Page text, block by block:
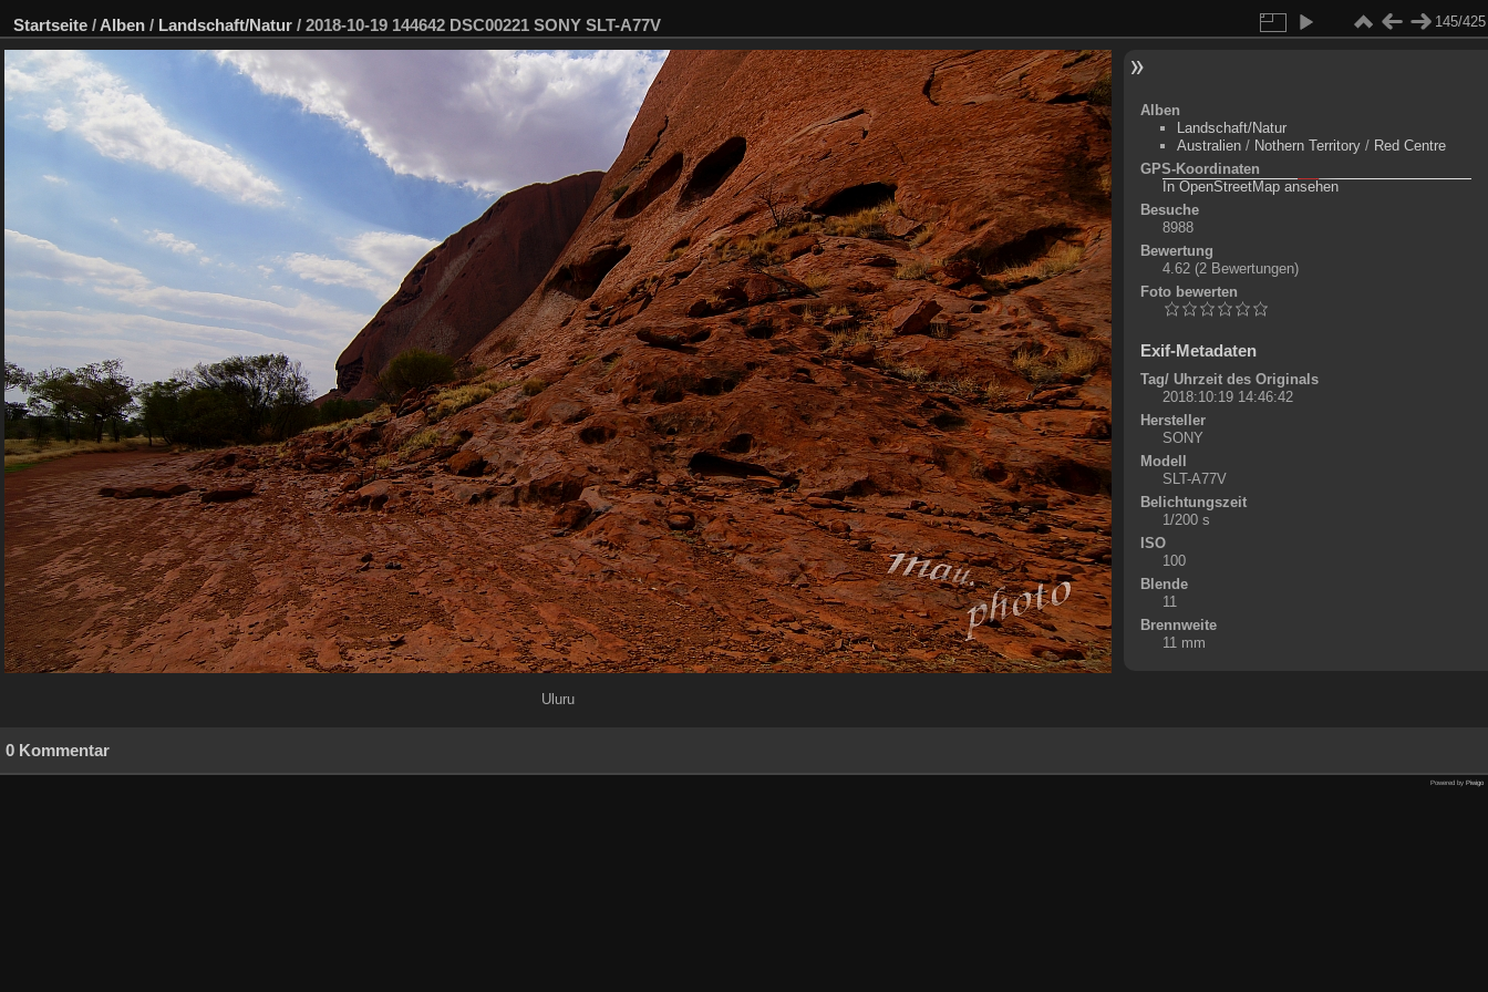
Startseite / Alben / Landschaft/Natur / 2018-10-19 144642 DSC00221 SONY SLT-A77V 145/425
Uluru
Alben
Landschaft/Natur
Australien/ Nothern Territory/ Red Centre
GPS-Koordinaten
+
-
©
In OpenStreetMap ansehen
Besuche
8988
Bewertung
4.62 (2 Bewertungen)
Foto bewerten
Exif-Metadaten
Tag/ Uhrzeit des Originals
2018:10:19 14:46:42
Hersteller
SONY
Modell
SLT-A77V
Belichtungszeit
1/200 s
ISO
100
Blende
11
Brennweite
11 mm
0 Kommentar
Powered by Piwigo